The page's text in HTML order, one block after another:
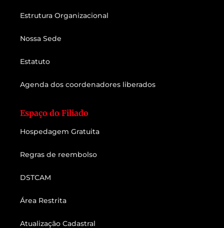
Estrutura Organizacional
Nossa Sede
Estatuto
Agenda dos coordenadores liberados
Espaço do Filiado
Hospedagem Gratuita
Regras de reembolso
DSTCAM
Área Restrita
Atualização Cadastral